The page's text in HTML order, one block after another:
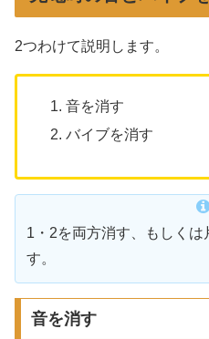
2つわけて説明します。
音を消す
バイブを消す
1・2を両方消す、もしく
す。
音を消す